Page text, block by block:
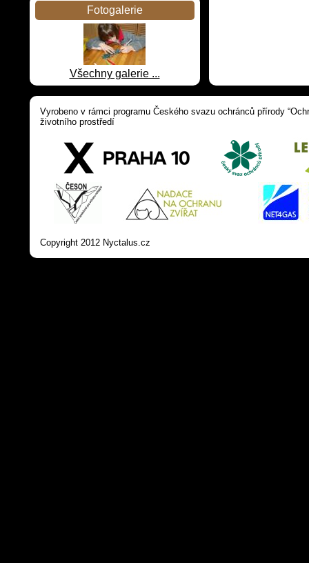
Fotogalerie
Všechny galerie ...
Vyrobeno v rámci programu Českého svazu ochránců přírody
životního prostředí
Copyright 2012 Nyctalus.cz